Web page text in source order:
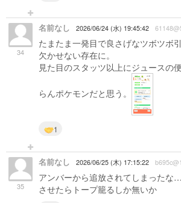
34
名前なし 2026/06/24 (水) 19:45:42
たまたま一発目で良さげなツボツボ
欠かせない存在に。
見た目のスタッツ以上にジュースの
らんポケモンだと思う。
1
35
名前なし 2026/06/25 (木) 17:15:22
アンバーから追放されてしまった
させたらトープ籠るしか無いか